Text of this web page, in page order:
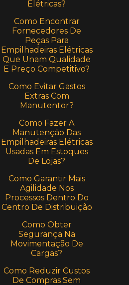
Elétricas?
Como Encontrar
Fornecedores De
Peças Para
Empilhadeiras Elétricas
Que Unam Qualidade
E Preço Competitivo?
Como Evitar Gastos
Extras Com
Manutentor?
Como Fazer A
Manutenção Das
Empilhadeiras Elétricas
Usadas Em Estoques
De Lojas?
Como Garantir Mais
Agilidade Nos
Processos Dentro Do
Centro De Distribuição
Como Obter
Segurança Na
Movimentação De
Cargas?
Como Reduzir Custos
De Compras Sem